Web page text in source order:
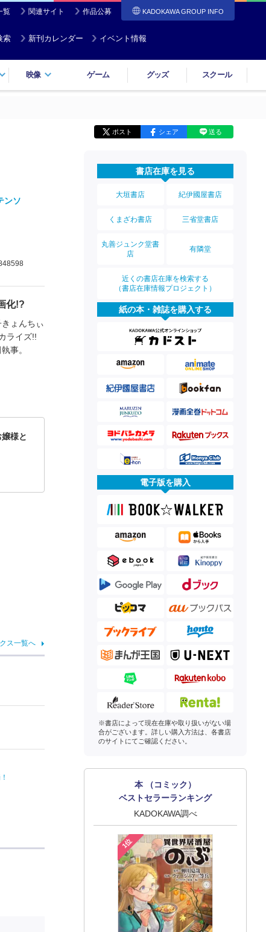
覧 関連サイト 作品公募 KADOKAWA GROUP INFO
索 新刊カレンダー イベント情報
映像 ゲーム グッズ スクール
ポスト シェア 送る
ンソ
化!?
ょんちぃ
ライズ!!
事。
様と
ス一覧へ
書店在庫を見る
大垣書店 紀伊國屋書店
くまざわ書店 三省堂書店
丸善ジュンク堂書
店
有隣堂
近くの書店在庫を検索する
（書店在庫情報プロジェクト）
紙の本・雑誌を購入する
電子版を購入
※書店によって現在在庫や取り扱いがない場
合がございます。詳しい購入方法は、各書店
のサイトにてご確認ください。
本 （コミック）
ベストセラーランキング
KADOKAWA調べ
1位